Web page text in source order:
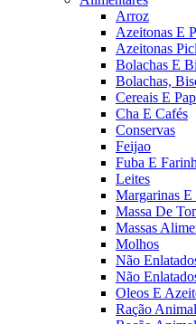
Arroz
Azeitonas E
Azeitonas
Bolachas E
Bolachas,
Cereais E
Cha E Cafés
Conservas
Feijao
Fuba E
Leites
Margarinas E
Massa De
Massas
Molhos
Não
Não
Oleos E
Ração Animal